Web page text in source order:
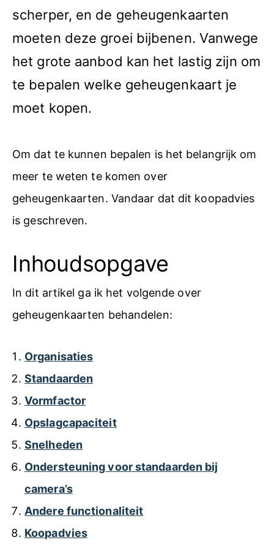
scherper, en de geheugenkaarten
moeten deze groei bijbenen. Vanwege
het grote aanbod kan het lastig zijn om
te bepalen welke geheugenkaart je
moet kopen.
Om dat te kunnen bepalen is het belangrijk om
meer te weten te komen over
geheugenkaarten. Vandaar dat dit koopadvies
is geschreven.
Inhoudsopgave
In dit artikel ga ik het volgende over
geheugenkaarten behandelen:
Organisaties
Standaarden
Vormfactor
Opslagcapaciteit
Snelheden
Ondersteuning voor standaarden bij
camera’s
Andere functionaliteit
Koopadvies